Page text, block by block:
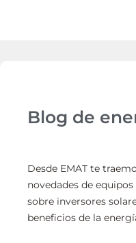
Blog de
Desde EMAT te
novedades de
sobre inversores
beneficios de la